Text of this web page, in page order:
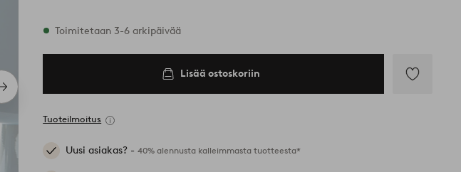
Seuraava
tuote
Varastossa
Toimitetaan 3-6 arkipäivää
Lisää ostoskoriin
Tuoteilmoitus
Uusi asiakas? -40% alennusta kalleimmasta tuotteesta*